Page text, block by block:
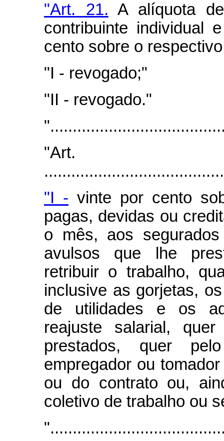
"Art. 21. A alíquota
contribuinte individual
cento sobre o
"I - revogado;"
"II - revogado."
"I - vinte por cento
pagas, devidas ou
o mês, aos
avulsos que lhe
retribuir o trabalho,
inclusive as gorjetas,
de utilidades e os
reajuste salarial,
prestados, quer
empregador ou
ou do contrato ou,
coletivo de trabalho ou